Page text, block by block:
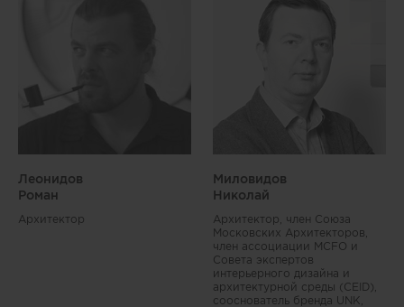
Леонидов
Роман
Архитектор
Миловидов
Николай
Архитектор, член Союза
Московских Архитекторов,
член ассоциации MCFO и
Совета экспертов
интерьерного дизайна и
архитектурной среды (CEID),
сооснователь бренда UNK,